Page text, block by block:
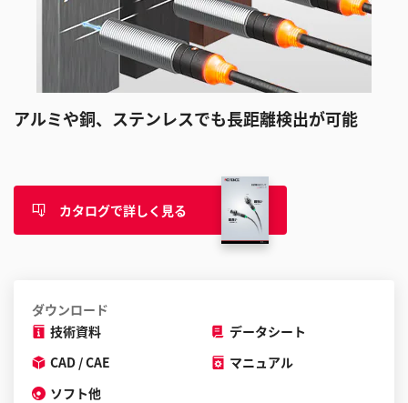
アルミや銅、ステンレスでも長距離検出が可能
カタログで詳しく見る
ダウンロード
技術資料
データシート
CAD / CAE
マニュアル
ソフト他